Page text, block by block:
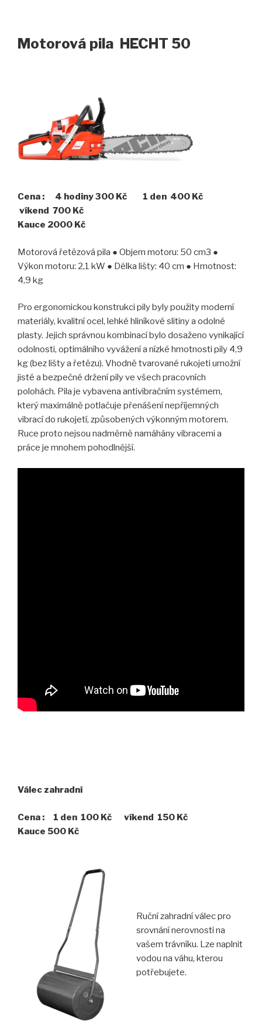
Motorová pila HECHT 50
Cena : 4 hodiny 300 Kč 1 den 400 Kč
víkend 700 Kč
Kauce 2000 Kč
Motorová řetězová pila ● Objem motoru: 50 cm3 ●
Výkon motoru: 2,1 kW ● Délka lišty: 40 cm ● Hmotnost:
4,9 kg
Pro ergonomickou konstrukci pily byly použity moderní
materiály, kvalitní ocel, lehké hliníkové slitiny a odolné
plasty. Jejich správnou kombinací bylo dosaženo vynikající
odolnosti, optimálního vyvážení a nízké hmotnosti pily 4,9
kg (bez lišty a řetězu). Vhodně tvarované rukojeti umožní
jisté a bezpečné držení pily ve všech pracovních
polohách. Pila je vybavena antivibračním systémem,
který maximálně potlačuje přenášení nepříjemných
vibrací do rukojetí, způsobených výkonným motorem.
Ruce proto nejsou nadměrně namáhány vibracemi a
práce je mnohem pohodlnější.
Válec zahradní
Cena : 1 den 100 Kč víkend 150 Kč
Kauce 500 Kč
Ruční zahradní válec pro
srovnání nerovnosti na
vašem trávníku. Lze naplnit
vodou na váhu, kterou
potřebujete.